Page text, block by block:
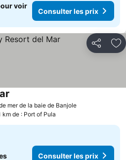
voir
Consulter les prix
Partager
mer de la baie de Banjole
km de : Port of Pula
Consulter les prix